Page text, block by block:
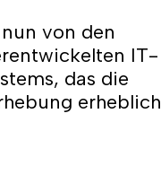
von den
IT-
das die
erheblich